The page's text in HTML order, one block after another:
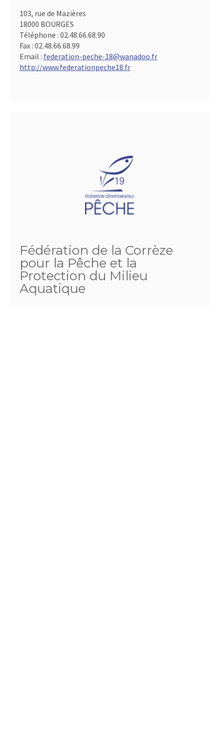
103, rue de Mazières
18000 BOURGES
Téléphone : 02.48.66.68.90
Fax : 02.48.66.68.99
Email : federation-peche-18@wanadoo.fr
http://www.federationpeche18.fr
Fédération de la Corrèze
pour la Pêche et la
Protection du Milieu
Aquatique